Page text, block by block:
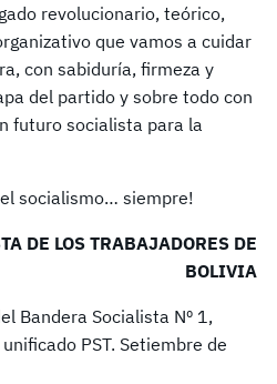
revolucionario, teórico,
que vamos a cuidar
con sabiduría, firmeza y
del partido y sobre todo con
futuro socialista para la
socialismo… siempre!
DE LOS TRABAJADORES DE
BOLIVIA
Bandera Socialista Nº 1,
PST. Setiembre de